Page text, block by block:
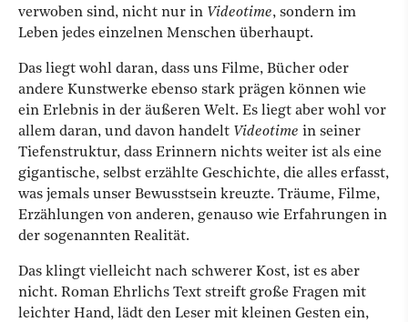
verwoben sind, nicht nur in Videotime, sondern im
Leben jedes einzelnen Menschen überhaupt.
Das liegt wohl daran, dass uns Filme, Bücher oder
andere Kunstwerke ebenso stark prägen können wie
ein Erlebnis in der äußeren Welt. Es liegt aber wohl vor
allem daran, und davon handelt Videotime in seiner
Tiefenstruktur, dass Erinnern nichts weiter ist als eine
gigantische, selbst erzählte Geschichte, die alles erfasst,
was jemals unser Bewusstsein kreuzte. Träume, Filme,
Erzählungen von anderen, genauso wie Erfahrungen in
der sogenannten Realität.
Das klingt vielleicht nach schwerer Kost, ist es aber
nicht. Roman Ehrlichs Text streift große Fragen mit
leichter Hand, lädt den Leser mit kleinen Gesten ein,